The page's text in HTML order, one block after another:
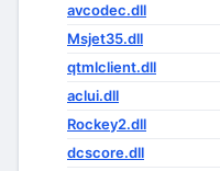
avcodec.dll
Msjet35.dll
qtmlclient.dll
aclui.dll
Rockey2.dll
dcscore.dll